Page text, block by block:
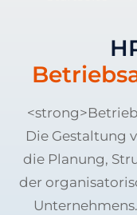
Die Gestaltung
die Planung,
der